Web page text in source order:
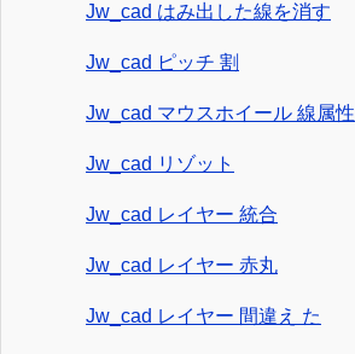
Jw_cad はみ出した線を消す
Jw_cad ピッチ 割
Jw_cad マウスホイール 線属性
Jw_cad リゾット
Jw_cad レイヤー 統合
Jw_cad レイヤー 赤丸
Jw_cad レイヤー 間違え た